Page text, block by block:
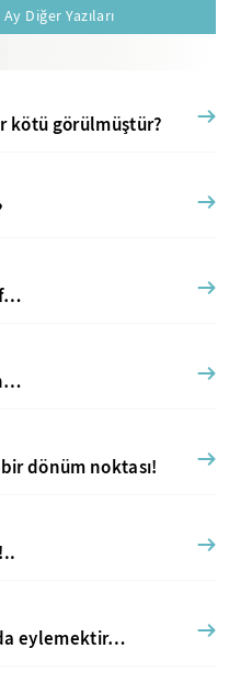
Diğer Yazıları
kötü görülmüştür?
dönüm noktası!
eylemektir…